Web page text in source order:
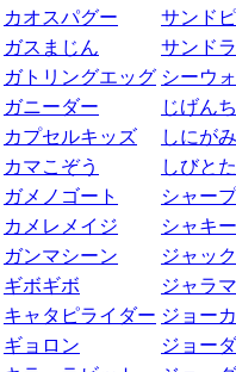
カオスパグー
サンド
ガスまじん
サンド
ガトリングエッグ シーウ
ガニーダー
じげん
カプセルキッズ
しにが
カマこぞう
しびと
ガメノゴート
シャー
カメレメイジ
シャキ
ガンマシーン
ジャック
ギボギボ
ジャラ
キャタピライダー ジョー
ギョロン
ジョー